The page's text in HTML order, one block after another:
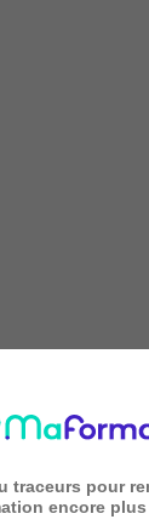
pour
encore